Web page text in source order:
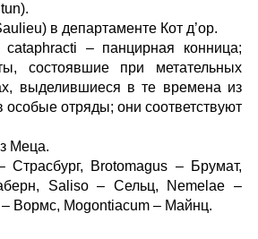
в департаменте Кот д’ор.
cataphracti – панцирная конница;
состоявшие при метательных
выделившиеся в те времена из
особые отряды; они соответствуют
Меца.
Страсбург, Brotomagus – Брумат,
Saliso – Сельц, Nemelae –
Вормс, Mogontiacum – Майнц.